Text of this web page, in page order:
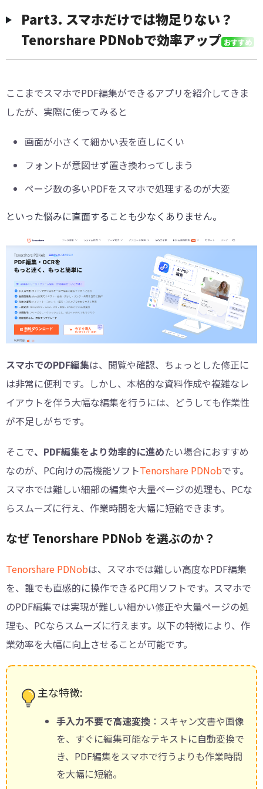
︎Part3. スマホだけでは物足りない？
Tenorshare PDNobで効率アップ おすすめ
ここまでスマホでPDF編集ができるアプリを紹介してきま
したが、実際に使ってみると
画面が小さくて細かい表を直しにくい
フォントが意図せず置き換わってしまう
ページ数の多いPDFをスマホで処理するのが大変
といった悩みに直面することも少なくありません。
スマホでのPDF編集は、閲覧や確認、ちょっとした修正に
は非常に便利です。しかし、本格的な資料作成や複雑なレ
イアウトを伴う大幅な編集を行うには、どうしても作業性
が不足しがちです。
そこで、PDF編集をより効率的に進めたい場合におすすめ
なのが、PC向けの高機能ソフトTenorshare PDNobです。
スマホでは難しい細部の編集や大量ページの処理も、PCな
らスムーズに行え、作業時間を大幅に短縮できます。
なぜ Tenorshare PDNob を選ぶのか？
Tenorshare PDNobは、スマホでは難しい高度なPDF編集
を、誰でも直感的に操作できるPC用ソフトです。スマホで
のPDF編集では実現が難しい細かい修正や大量ページの処
理も、PCならスムーズに行えます。以下の特徴により、作
業効率を大幅に向上させることが可能です。
主な特徴:
手入力不要で高速変換 ：スキャン文書や画像
を、すぐに編集可能なテキストに自動変換で
き、PDF編集をスマホで行うよりも作業時間
を大幅に短縮。